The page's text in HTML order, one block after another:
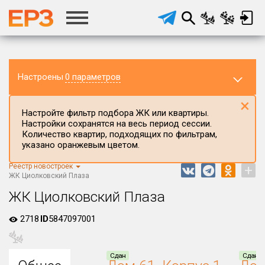
Настроены 0 параметров
Регион ЖК
Все
Населённый пункт
Настройте фильтр подбора ЖК или квартиры.
Настройки сохранятся на весь период сессии.
Количество квартир, подходящих по фильтрам,
указано оранжевым цветом.
×
Реестр новостроек
ЖК Циолковский Плаза
+
ЖК Циолковский Плаза
2718 ID5847097001
Сдан Сдан